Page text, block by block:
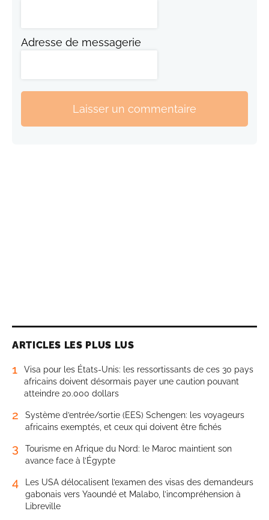
Adresse de messagerie
Laisser un commentaire
ARTICLES LES PLUS LUS
1
Visa pour les États-Unis: les ressortissants de ces 30 pays
africains doivent désormais payer une caution pouvant
atteindre 20.000 dollars
2
Système d’entrée/sortie (EES) Schengen: les voyageurs
africains exemptés, et ceux qui doivent être fichés
3
Tourisme en Afrique du Nord: le Maroc maintient son
avance face à l’Égypte
4
Les USA délocalisent l’examen des visas des demandeurs
gabonais vers Yaoundé et Malabo, l’incompréhension à
Libreville